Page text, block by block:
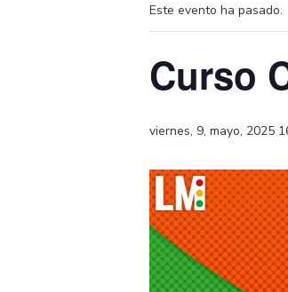
Este evento ha pasado.
Curso
viernes, 9, mayo, 2025